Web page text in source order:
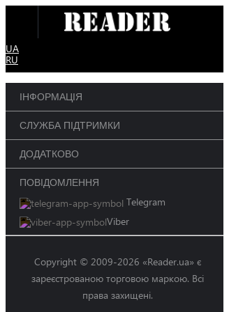
UA
RU
ІНФОРМАЦІЯ
СЛУЖБА ПІДТРИМКИ
ДОДАТКОВО
ПОВІДОМЛЕННЯ
Telegram
Viber
Copyright © 2009-2026 «Reader.ua» є
зареєстрованою торговою маркою. Всі
права захищені.